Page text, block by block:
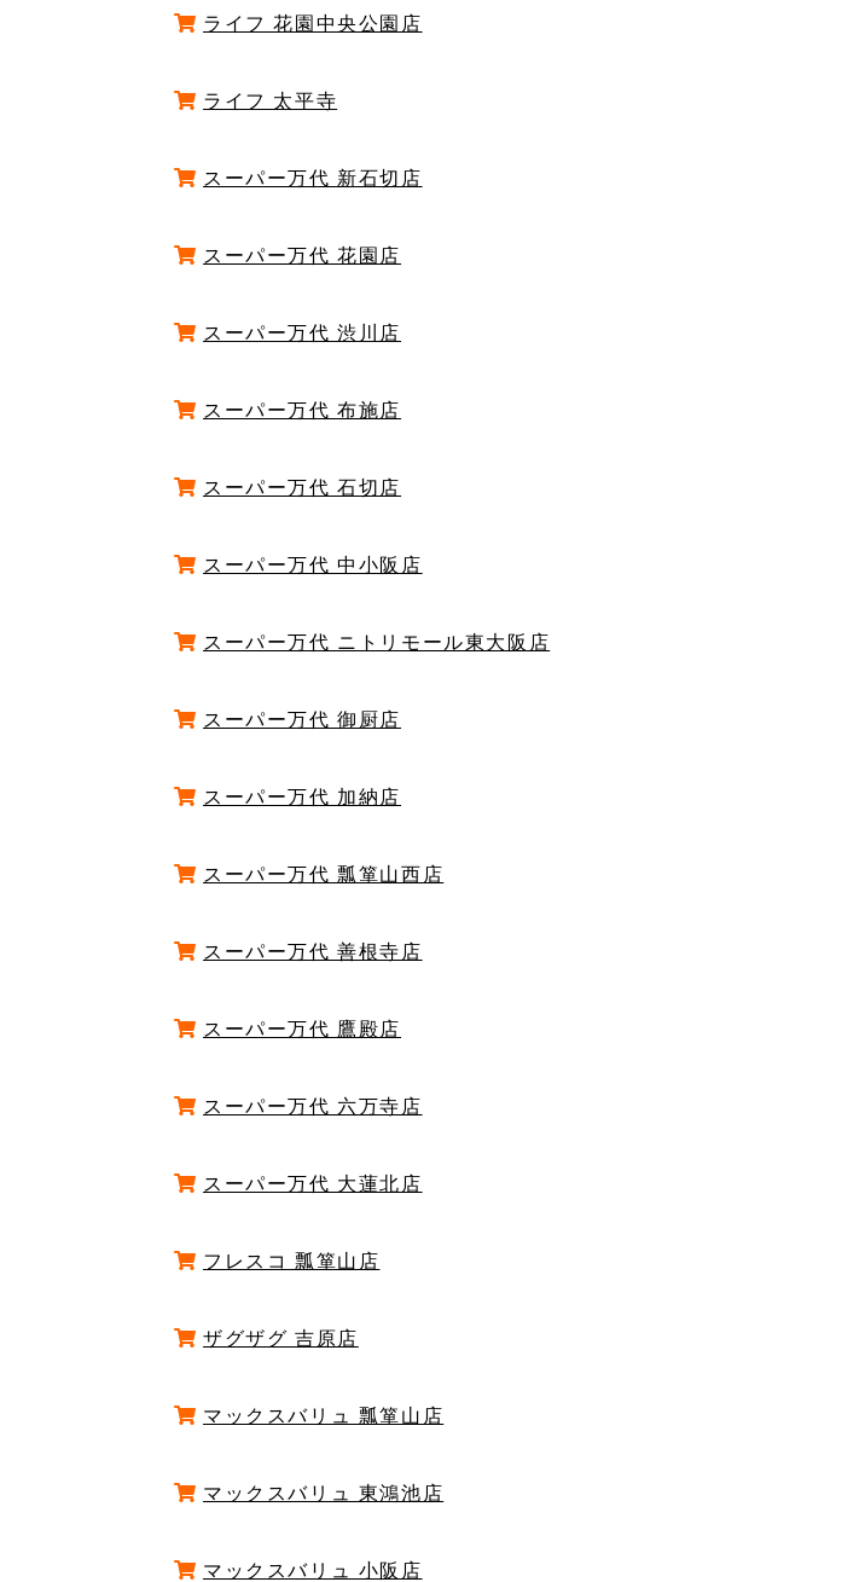
ライフ 花園中央公園店
ライフ 太平寺
スーパー万代 新石切店
スーパー万代 花園店
スーパー万代 渋川店
スーパー万代 布施店
スーパー万代 石切店
スーパー万代 中小阪店
スーパー万代 ニトリモール東大阪店
スーパー万代 御厨店
スーパー万代 加納店
スーパー万代 瓢箪山西店
スーパー万代 善根寺店
スーパー万代 鷹殿店
スーパー万代 六万寺店
スーパー万代 大蓮北店
フレスコ 瓢箪山店
ザグザグ 吉原店
マックスバリュ 瓢箪山店
マックスバリュ 東鴻池店
マックスバリュ 小阪店